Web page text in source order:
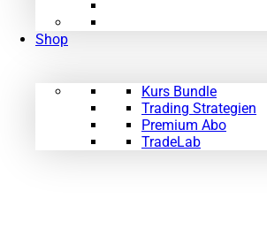
Shop
Kurs Bundle
Trading Strategien
Premium Abo
TradeLab